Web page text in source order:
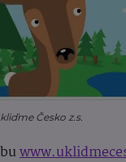
Česko z.s.